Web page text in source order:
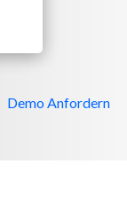
Demo Anfordern